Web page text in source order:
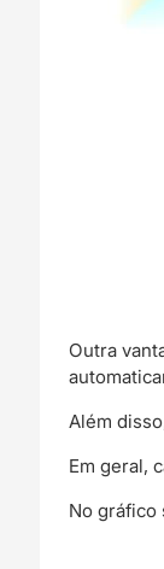
Outra
Além
Em geral,
No gráfico